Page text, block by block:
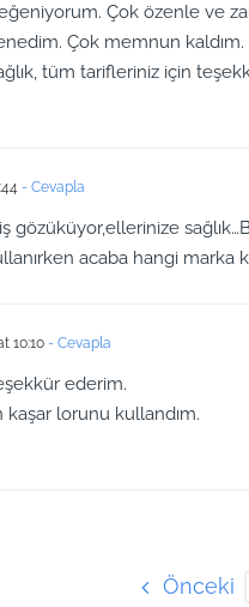
Çok özenle ve
Çok memnun
tüm tarifleriniz için
- Cevapla
gözüküyor,ellerinize
acaba hangi marka
10:10 - Cevapla
ederim.
kaşar lorunu kullandım.
Önceki